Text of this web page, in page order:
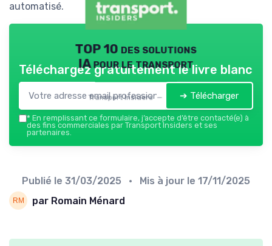
automatisé.
TOP 10 des solutions
IA pour le transport
Transport Insiders — 2026
Téléchargez gratuitement le livre blanc
➔ Télécharger
* En remplissant ce formulaire, j’accepte d’être contacté(e) à
des fins commerciales par Transport Insiders et ses
partenaires.
Publié le 31/03/2025 • Mis à jour le 17/11/2025
par Romain Ménard